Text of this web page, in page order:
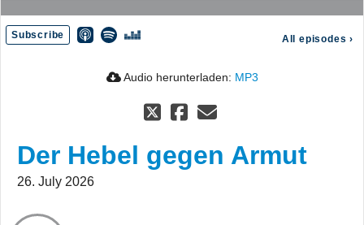
Subscribe All episodes ›
Audio herunterladen: MP3
Der Hebel gegen Armut
26. July 2026